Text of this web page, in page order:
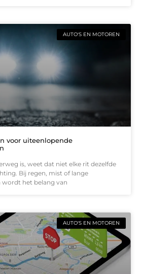
AUTO'S EN MOTOREN
voor uiteenlopende
is, weet dat niet elke rit dezelfde
Bij regen, mist of lange
het belang van
AUTO'S EN MOTOREN